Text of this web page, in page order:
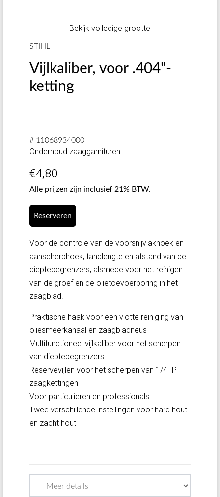
Bekijk volledige grootte
STIHL
Vijlkaliber, voor .404"-
ketting
# 11068934000
Onderhoud zaaggarnituren
€4,80
Alle prijzen zijn inclusief 21% BTW.
Reserveren
Voor de controle van de voorsnijvlakhoek en
aanscherphoek, tandlengte en afstand van de
dieptebegrenzers, alsmede voor het reinigen
van de groef en de olietoevoerboring in het
zaagblad.
Praktische haak voor een vlotte reiniging van
oliesmeerkanaal en zaagbladneus
Multifunctioneel vijlkaliber voor het scherpen
van dieptebegrenzers
Reservevijlen voor het scherpen van 1/4" P
zaagkettingen
Voor particulieren en professionals
Twee verschillende instellingen voor hard hout
en zacht hout